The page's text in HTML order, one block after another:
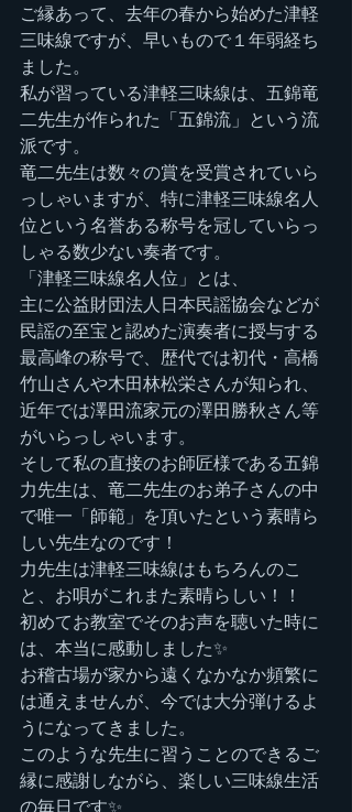
ご縁あって、去年の春から始めた津軽
三味線ですが、早いもので１年弱経ち
ました。
私が習っている津軽三味線は、五錦竜
二先生が作られた「五錦流」という流
派です。
竜二先生は数々の賞を受賞されていら
っしゃいますが、特に津軽三味線名人
位という名誉ある称号を冠していらっ
しゃる数少ない奏者です。
「津軽三味線名人位」とは、
主に公益財団法人日本民謡協会などが
民謡の至宝と認めた演奏者に授与する
最高峰の称号で、歴代では初代・高橋
竹山さんや木田林松栄さんが知られ、
近年では澤田流家元の澤田勝秋さん等
がいらっしゃいます。
そして私の直接のお師匠様である五錦
力先生は、竜二先生のお弟子さんの中
で唯一「師範」を頂いたという素晴ら
しい先生なのです！
力先生は津軽三味線はもちろんのこ
と、お唄がこれまた素晴らしい！！
初めてお教室でそのお声を聴いた時に
は、本当に感動しました✨
お稽古場が家から遠くなかなか頻繁に
は通えませんが、今では大分弾けるよ
うになってきました。
このような先生に習うことのできるご
縁に感謝しながら、楽しい三味線生活
の毎日です✨